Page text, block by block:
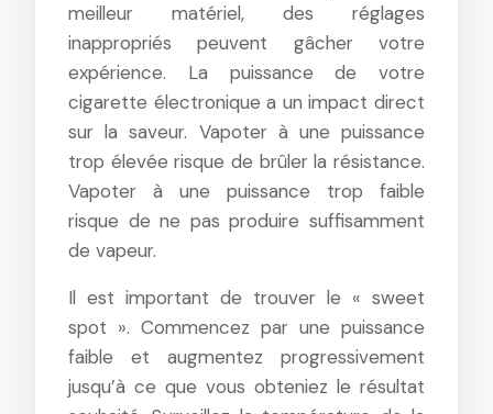
meilleur matériel, des réglages
inappropriés peuvent gâcher votre
expérience. La puissance de votre
cigarette électronique a un impact direct
sur la saveur. Vapoter à une puissance
trop élevée risque de brûler la résistance.
Vapoter à une puissance trop faible
risque de ne pas produire suffisamment
de vapeur.
Il est important de trouver le « sweet
spot ». Commencez par une puissance
faible et augmentez progressivement
jusqu’à ce que vous obteniez le résultat